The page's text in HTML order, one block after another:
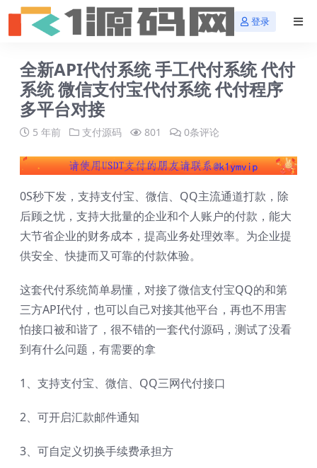
登录
全新API代付系统 手工代付系统 代付
系统 微信支付宝代付系统 代付程序
多平台对接
5 年前 支付源码 801 0条评论
0S秒下发，支持支付宝、微信、QQ主流通道打款，除
后顾之忧，支持大批量的企业和个人账户的付款，能大
大节省企业的财务成本，提高业务处理效率。为企业提
供安全、快捷而又可靠的付款体验。
这套代付系统简单易懂，对接了微信支付宝QQ的和第
三方API代付，也可以自己对接其他平台，再也不用害
怕接口被和谐了，很不错的一套代付源码，测试了没看
到有什么问题，有需要的拿
1、支持支付宝、微信、QQ三网代付接口
2、可开启汇款邮件通知
3、可自定义切换手续费承担方